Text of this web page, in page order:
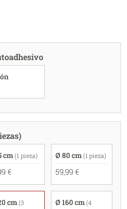
cm (1 pieza)
€
Ø 80 cm (1 pieza)
59,99 €
cm (3
Ø 160 cm (4